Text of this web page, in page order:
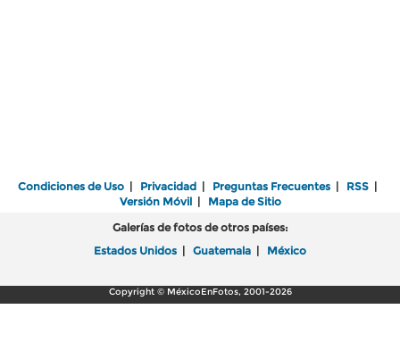
Condiciones de Uso | Privacidad | Preguntas Frecuentes | RSS |
Versión Móvil| Mapa de Sitio
Galerías de fotos de otros países:
Estados Unidos | Guatemala | México
Copyright © MéxicoEnFotos, 2001-2026